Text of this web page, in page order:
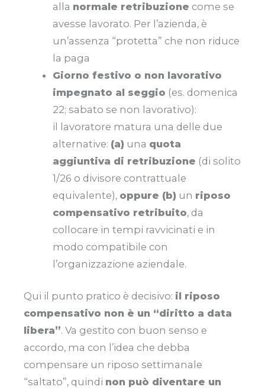
alla normale retribuzione come se
avesse lavorato. Per l’azienda, è
un’assenza “protetta” che non riduce
la paga
Giorno festivo o non lavorativo
impegnato al seggio (es. domenica
22; sabato se non lavorativo):
il lavoratore matura una delle due
alternative: (a) una quota
aggiuntiva di retribuzione (di solito
1/26 o divisore contrattuale
equivalente), oppure (b) un riposo
compensativo retribuito, da
collocare in tempi ravvicinati e in
modo compatibile con
l’organizzazione aziendale.
Qui il punto pratico è decisivo: il riposo
compensativo non è un “diritto a data
libera”. Va gestito con buon senso e
accordo, ma con l’idea che debba
compensare un riposo settimanale
“saltato”, quindi non può diventare un